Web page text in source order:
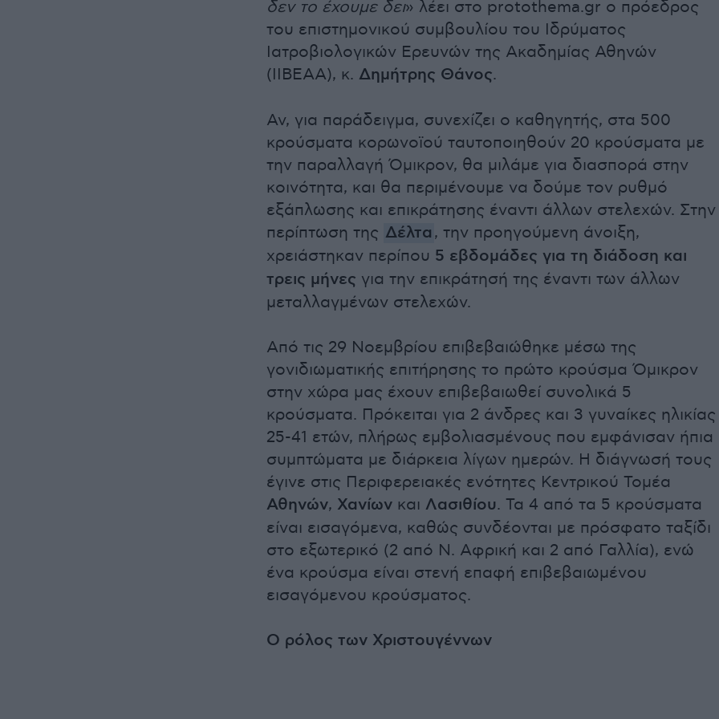
δεν το έχουμε δει» λέει στο protothema.gr ο πρόεδρος
του επιστημονικού συμβουλίου του Ιδρύματος
Ιατροβιολογικών Ερευνών της Ακαδημίας Αθηνών
(ΙΙΒΕΑΑ), κ. Δημήτρης Θάνος.
Αν, για παράδειγμα, συνεχίζει ο καθηγητής, στα 500
κρούσματα κορωνοϊού ταυτοποιηθούν 20 κρούσματα με
την παραλλαγή Όμικρον, θα μιλάμε για διασπορά στην
κοινότητα, και θα περιμένουμε να δούμε τον ρυθμό
εξάπλωσης και επικράτησης έναντι άλλων στελεχών. Στην
περίπτωση της Δέλτα , την προηγούμενη άνοιξη,
χρειάστηκαν περίπου 5 εβδομάδες για τη διάδοση και
τρεις μήνες για την επικράτησή της έναντι των άλλων
μεταλλαγμένων στελεχών.
Από τις 29 Νοεμβρίου επιβεβαιώθηκε μέσω της
γονιδιωματικής επιτήρησης το πρώτο κρούσμα Όμικρον
στην χώρα μας έχουν επιβεβαιωθεί συνολικά 5
κρούσματα. Πρόκειται για 2 άνδρες και 3 γυναίκες ηλικίας
25-41 ετών, πλήρως εμβολιασμένους που εμφάνισαν ήπια
συμπτώματα με διάρκεια λίγων ημερών. Η διάγνωσή τους
έγινε στις Περιφερειακές ενότητες Κεντρικού Τομέα
Αθηνών, Χανίων και Λασιθίου. Τα 4 από τα 5 κρούσματα
είναι εισαγόμενα, καθώς συνδέονται με πρόσφατο ταξίδι
στο εξωτερικό (2 από Ν. Αφρική και 2 από Γαλλία), ενώ
ένα κρούσμα είναι στενή επαφή επιβεβαιωμένου
εισαγόμενου κρούσματος.
Ο ρόλος των Χριστουγέννων